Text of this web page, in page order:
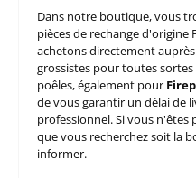
Dans notre boutique, vous
pièces de rechange d'origine
achetons directement
grossistes pour toutes sortes
poêles, également pour
de vous garantir un délai de
professionnel. Si vous n'êtes
que vous recherchez soit la
informer.